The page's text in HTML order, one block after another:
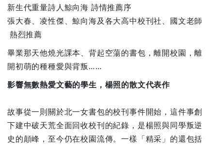
新生代重量詩人鯨向海 詩情推薦序
張大春、凌性傑、鯨向海及各大高中校刊社、國文老師
熱烈推薦
畢業那天他燒光課本、背起空蕩的書包，離開校園，離
開初萌的種種愛與背叛……
影響無數熱愛文藝的學生，楊照的散文代表作
故事從一則關於北一女書包的校刊事件開始，這件事創
下建中破天荒全面回收校刊的紀錄，是楊照與同學叛逆
史的顛峰，至今仍在校園流傳。一樣「精采」的還包括